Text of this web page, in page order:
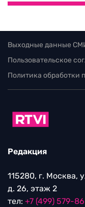
Выходные данные
Пользовательское
Политика обработки
Редакция
115280, г. Москва,
д. 26, этаж 2
тел: +7 (499) 579-